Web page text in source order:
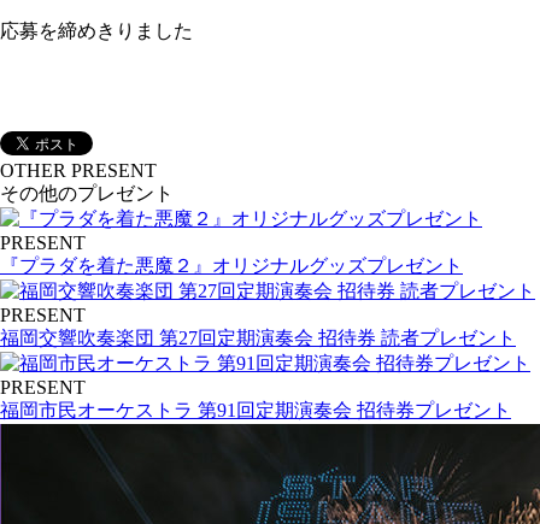
応募を締めきりました
OTHER PRESENT
その他のプレゼント
PRESENT
『プラダを着た悪魔２』オリジナルグッズプレゼント
PRESENT
福岡交響吹奏楽団 第27回定期演奏会 招待券 読者プレゼント
PRESENT
福岡市民オーケストラ 第91回定期演奏会 招待券プレゼント